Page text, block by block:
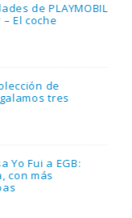
de PLAYMOBIL
El coche
de
tres
Yo Fui a EGB:
con más